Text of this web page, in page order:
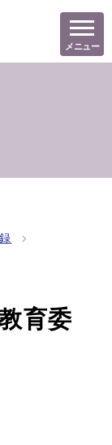
メニュー
育委